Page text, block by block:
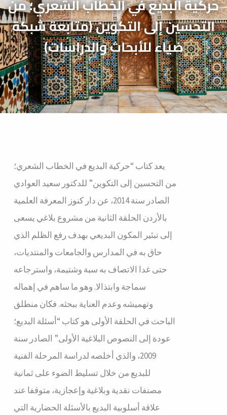
حركية البديع في الخطاب الشعري؛ من
التحسين إلى التكوين (متابعة شبكة
ضياء للأبحاث والدراسات)
يعد كتاب “حركية البديع في الخطاب الشعري؛
من التحسين إلى التكوين” للدكتور سعيد العوادي
الصادر سنة 2014، عن دار كنوز المعرفة العلمية
بالأردن الحلقة الثانية من مشروع بلاغي يسعى
إلى تبئير المكون البديعي بهدف رفع الظلم الذي
حاق به في المدارس والجامعات والمنتديات،
حتى غدا الاتصاف به سبة وشتيمة، واسترجاعه
سماجة وابتذالا. وهو ما ساهم في إهماله
وتهميشه وعدم العناية ببحثه. فكان منطلق
الباحث في الحلقة الأولى هو كتاب “أسئلة البديع؛
عودة إلى النصوص البلاغية الأولى” الصادر سنة
2009، والذي أخلصه لدراسة المرحلة الفنية
للبديع من خلال تسليط الضوء على ثمانية
مصنفات نقدية وبلاغية وإعجازية، متوقفا عند
علاقة أسلوبية البديع بالأسئلة الحضارية التي